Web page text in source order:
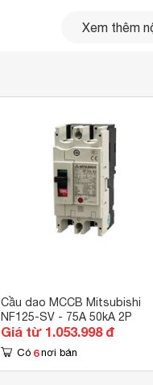
Xem thêm
Cầu dao MCCB Mitsubishi
NF125-SV - 75A 50kA 2P
Giá từ 1.053.998 đ
Có 6 nơi bán